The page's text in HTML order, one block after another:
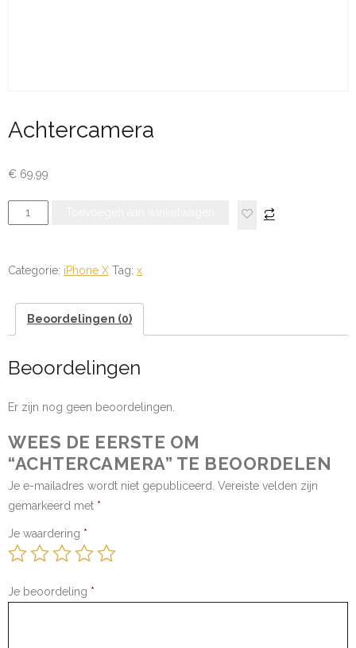
Achtercamera
€ 69,99
Achtercamera
aantal
Categorie: iPhone X Tag: x
Beoordelingen (0)
Beoordelingen
Er zijn nog geen beoordelingen.
WEES DE EERSTE OM
“ACHTERCAMERA” TE BEOORDELEN
Je e-mailadres wordt niet gepubliceerd. Vereiste velden zijn
gemarkeerd met *
Je waardering *
Je beoordeling *